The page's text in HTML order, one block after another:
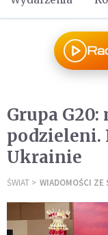
Grupa
podzieleni.
Ukrainie
ŚWIAT WIADOMOŚCI ZE